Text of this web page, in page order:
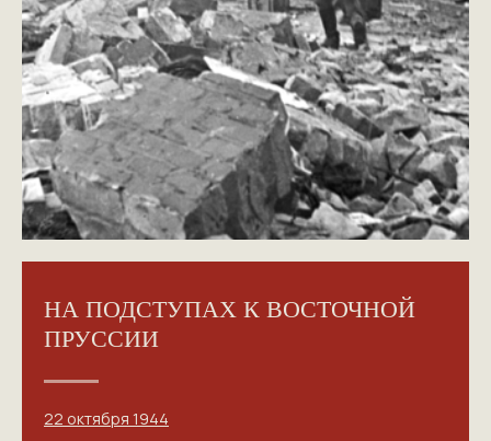
НА ПОДСТУПАХ К ВОСТОЧНОЙ
ПРУССИИ
22 октября 1944